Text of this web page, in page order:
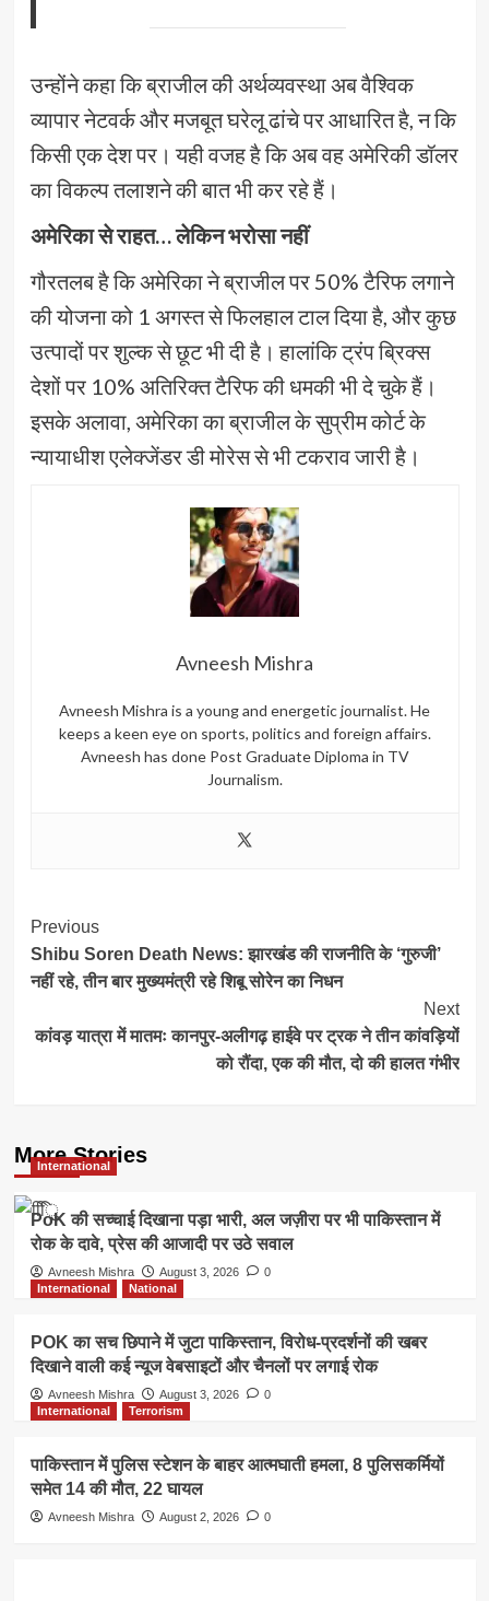
उन्होंने कहा कि ब्राजील की अर्थव्यवस्था अब वैश्विक
व्यापार नेटवर्क और मजबूत घरेलू ढांचे पर आधारित है, न कि
किसी एक देश पर। यही वजह है कि अब वह अमेरिकी डॉलर
का विकल्प तलाशने की बात भी कर रहे हैं।
अमेरिका से राहत… लेकिन भरोसा नहीं
गौरतलब है कि अमेरिका ने ब्राजील पर 50% टैरिफ लगाने
की योजना को 1 अगस्त से फिलहाल टाल दिया है, और कुछ
उत्पादों पर शुल्क से छूट भी दी है। हालांकि ट्रंप ब्रिक्स
देशों पर 10% अतिरिक्त टैरिफ की धमकी भी दे चुके हैं।
इसके अलावा, अमेरिका का ब्राजील के सुप्रीम कोर्ट के
न्यायाधीश एलेक्जेंडर डी मोरेस से भी टकराव जारी है।
Avneesh Mishra
Avneesh Mishra is a young and energetic journalist. He
keeps a keen eye on sports, politics and foreign affairs.
Avneesh has done Post Graduate Diploma in TV
Journalism.
Post
Navigation
Previous
Shibu Soren Death News: झारखंड की राजनीति के ‘गुरुजी’
नहीं रहे, तीन बार मुख्यमंत्री रहे शिबू सोरेन का निधन
Next
कांवड़ यात्रा में मातमः कानपुर-अलीगढ़ हाईवे पर ट्रक ने तीन कांवड़ियों
को रौंदा, एक की मौत, दो की हालत गंभीर
More Stories
International
PoK की सच्चाई दिखाना पड़ा भारी, अल जज़ीरा पर भी पाकिस्तान में
रोक के दावे, प्रेस की आजादी पर उठे सवाल
Avneesh Mishra August 3, 2026
0
International
National
POK का सच छिपाने में जुटा पाकिस्तान, विरोध-प्रदर्शनों की खबर
दिखाने वाली कई न्यूज वेबसाइटों और चैनलों पर लगाई रोक
Avneesh Mishra August 3, 2026
0
International
Terrorism
पाकिस्तान में पुलिस स्टेशन के बाहर आत्मघाती हमला, 8 पुलिसकर्मियों
समेत 14 की मौत, 22 घायल
Avneesh Mishra August 2, 2026 0